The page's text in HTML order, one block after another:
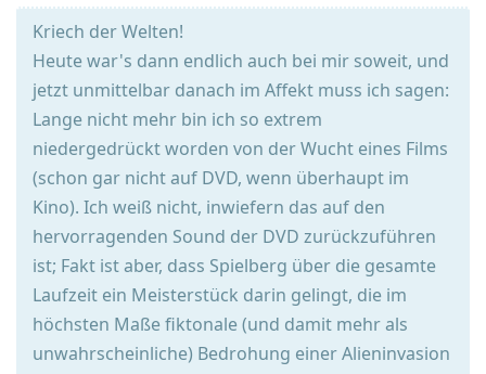
Kriech der Welten!
Heute war's dann endlich auch bei mir soweit, und
jetzt unmittelbar danach im Affekt muss ich sagen:
Lange nicht mehr bin ich so extrem
niedergedrückt worden von der Wucht eines Films
(schon gar nicht auf DVD, wenn überhaupt im
Kino). Ich weiß nicht, inwiefern das auf den
hervorragenden Sound der DVD zurückzuführen
ist; Fakt ist aber, dass Spielberg über die gesamte
Laufzeit ein Meisterstück darin gelingt, die im
höchsten Maße fiktonale (und damit mehr als
unwahrscheinliche) Bedrohung einer Alieninvasion